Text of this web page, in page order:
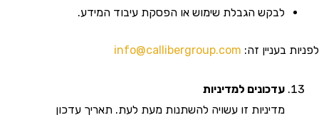
לבקש הגבלת שימוש או הפסקת עיבוד המידע.
בעניין זה:info@callibergroup.com
עדכונים למדיניות
מדיניות זו עשויה להשתנות מעת לעת. תאריך עדכון